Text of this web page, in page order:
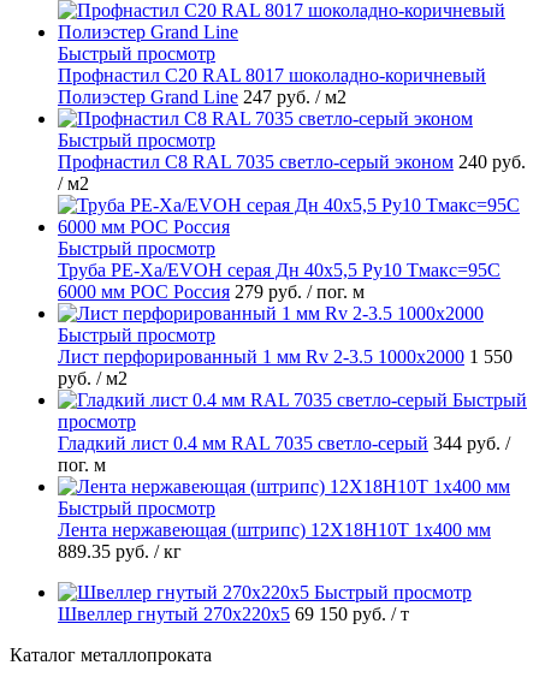
Быстрый просмотр
Профнастил С20 RAL 8017 шоколадно-коричневый
Полиэстер Grand Line 247 руб. / м2
Быстрый просмотр
Профнастил С8 RAL 7035 светло-серый эконом 240 руб.
/ м2
Быстрый просмотр
Труба PE-Xa/EVOH серая Дн 40х5,5 Ру10 Тмакс=95C
6000 мм РОС Россия 279 руб. / пог. м
Быстрый просмотр
Лист перфорированный 1 мм Rv 2-3.5 1000х2000 1 550
руб. / м2
Быстрый
просмотр
Гладкий лист 0.4 мм RAL 7035 светло-серый 344 руб. /
пог. м
Быстрый просмотр
Лента нержавеющая (штрипс) 12Х18Н10Т 1х400 мм
889.35 руб. / кг
Быстрый просмотр
Швеллер гнутый 270х220х5 69 150 руб. / т
Каталог металлопроката